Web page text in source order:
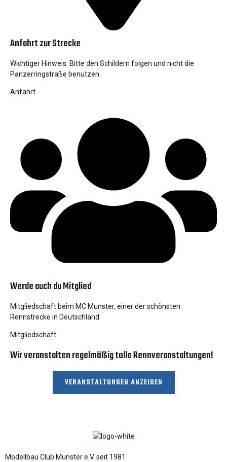
Anfahrt zur Strecke
Wichtiger Hinweis: Bitte den Schildern folgen und nicht die
Panzerringstraße benutzen.
Anfahrt
Werde auch du Mitglied
Mitgliedschaft beim MC Munster, einer der schönsten
Rennstrecke in Deutschland.
Mitgliedschaft
Wir veranstalten regelmäßig tolle Rennveranstaltungen!
VERANSTALTUNGEN ANZEIGEN
Modellbau Club Munster e.V. seit 1981